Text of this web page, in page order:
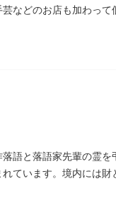
などのお店も加わっ
語と落語家先輩の霊
ています。境内には